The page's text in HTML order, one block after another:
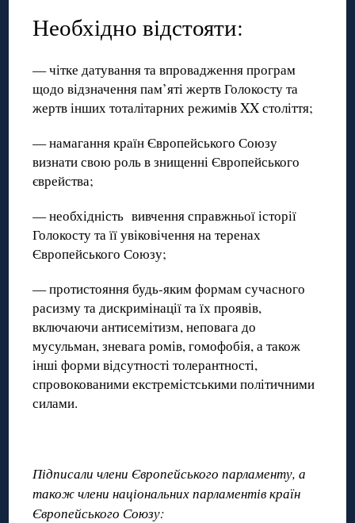
Необхідно відстояти:
— чітке датування та впровадження програм
щодо відзначення пам’яті жертв Голокосту та
жертв інших тоталітарних режимів XX століття;
— намагання країн Європейського Союзу
визнати свою роль в знищенні Європейського
єврейства;
— необхідність вивчення справжньої історії
Голокосту та її увіковічення на теренах
Європейського Союзу;
— протистояння будь-яким формам сучасного
расизму та дискримінації та їх проявів,
включаючи антисемітизм, неповага до
мусульман, зневага ромів, гомофобія, а також
інші форми відсутності толерантності,
спровокованими екстремістськими політичними
силами.
Підписали члени Європейського парламенту, а
також члени національних парламентів країн
Європейського Союзу: